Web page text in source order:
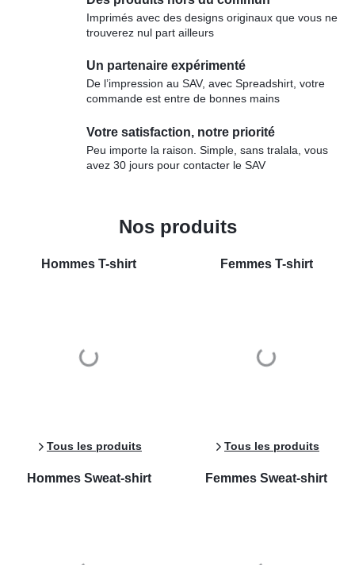
Imprimés avec des designs originaux que vous ne
trouverez nul part ailleurs
Un partenaire expérimenté
De l’impression au SAV, avec Spreadshirt, votre
commande est entre de bonnes mains
Votre satisfaction, notre priorité
Peu importe la raison. Simple, sans tralala, vous
avez 30 jours pour contacter le SAV
Nos produits
Hommes T-shirt
Tous les produits
Femmes T-shirt
Tous les produits
Hommes Sweat-shirt Femmes Sweat-shirt